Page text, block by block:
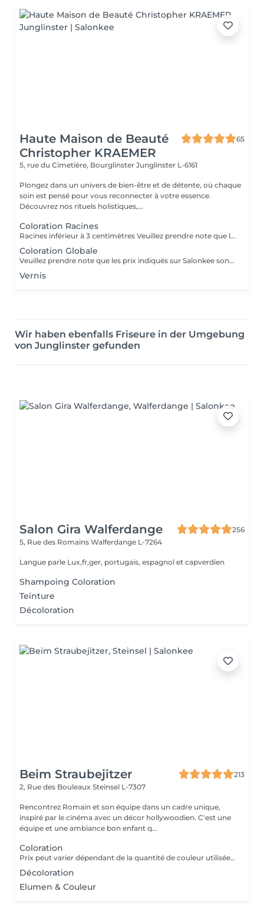
Haute Maison de Beauté
Christopher KRAEMER
65
5, rue du Cimetière, Bourglinster Junglinster L-6161
Plongez dans un univers de bien-être et de détente, où chaque
soin est pensé pour vous reconnecter à votre essence.
Découvrez nos rituels holistiques,...
Coloration Racines
Racines inférieur à 3 centimètres Veuillez prendre note que les prix indiqués sur Salonkee sont communiqués à titre informatif et s'entendent de base. Ces derniers sont susceptibles de varier selon le diagnostic réalisé à votre arrivée au salon et l'expertise du professionnel à qui vous confiez votre beauté. Dans tous les cas, un devis précis vous sera proposé et toutes réalisations de prestations seront effectuées avec votre accord. Un grand merci d'avance pour votre compréhension. Au plaisir de vous recevoir très vite.
Coloration Globale
Veuillez prendre note que les prix indiqués sur Salonkee sont communiqués à titre informatif et s'entendent de base. Ces derniers sont susceptibles de varier selon le diagnostic réalisé à votre arrivée au salon et l'expertise du professionnel à qui vous confiez votre beauté. Dans tous les cas, un devis précis vous sera proposé et toutes réalisations de prestations seront effectuées avec votre accord. Un grand merci d'avance pour votre compréhension. Au plaisir de vous recevoir très vite.
Vernis
Wir haben ebenfalls Friseure in der Umgebung
von Junglinster gefunden
Salon Gira Walferdange
256
5, Rue des Romains Walferdange L-7264
Langue parle Lux,fr,ger, portugais, espagnol et capverdien
Shampoing Coloration
Teinture
Décoloration
Beim Straubejitzer
213
2, Rue des Bouleaux Steinsel L-7307
Rencontrez Romain et son équipe dans un cadre unique,
inspiré par le cinéma avec un décor hollywoodien. C'est une
équipe et une ambiance bon enfant q...
Coloration
Prix peut varier dépendant de la quantité de couleur utilisée (de 43,5 à 64) Prix étudiant : 35
Décoloration
Elumen & Couleur